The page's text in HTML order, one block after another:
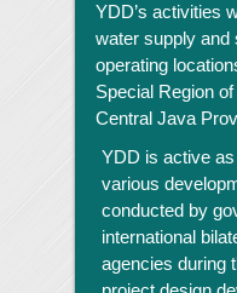
YDD’s activities
water supply and
operating
Special Region
Central Java
YDD is active
various
conducted by
international
agencies during